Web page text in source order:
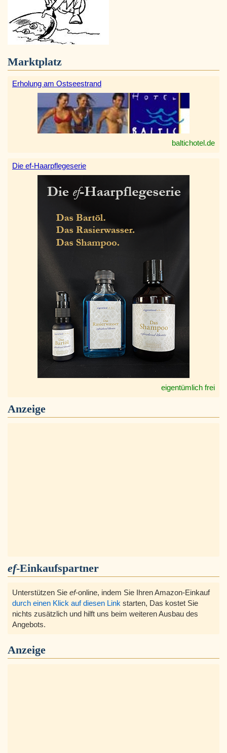
Marktplatz
Erholung am Ostseestrand
baltichotel.de
Die ef-Haarpflegeserie
eigentümlich frei
Anzeige
ef-Einkaufspartner
Unterstützen Sie ef-online, indem Sie Ihren Amazon-Einkauf
durch einen Klick auf diesen Link starten, Das kostet Sie
nichts zusätzlich und hilft uns beim weiteren Ausbau des
Angebots.
Anzeige